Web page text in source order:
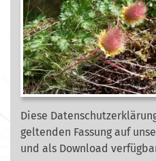
Diese
geltenden Fassung auf
und als Download